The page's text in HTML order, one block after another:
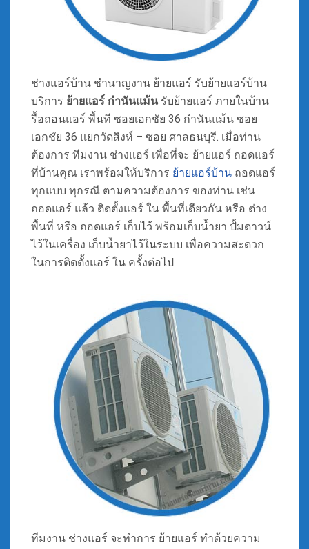
ช่างแอร์บ้าน ชำนาญงาน ย้ายแอร์ รับย้ายแอร์บ้าน
บริการ ย้ายแอร์ กำนันแม้น รับย้ายแอร์ ภายในบ้าน
รื้อถอนแอร์ พื้นที ซอยเอกชัย 36 กำนันแม้น ซอย
เอกชัย 36 แยกวัดสิงห์ – ซอย ศาลธนบุรี. เมื่อท่าน
ต้องการ ทีมงาน ช่างแอร์ เพื่อที่จะ ย้ายแอร์ ถอดแอร์
ที่บ้านคุณ เราพร้อมให้บริการ ย้ายแอร์บ้าน ถอดแอร์
ทุกแบบ ทุกรณี ตามความต้องการ ของท่าน เช่น
ถอดแอร์ แล้ว ติดตั้งแอร์ ใน พื้นที่เดียวกัน หรือ ต่าง
พื้นที่ หรือ ถอดแอร์ เก็บไว้ พร้อมเก็บน้ำยา ปั้มดาวน์
ไว้ในเครื่อง เก็บน้ำยาไว้ในระบบ เพื่อความสะดวก
ในการติดตั้งแอร์ ใน ครั้งต่อไป
ทีมงาน ช่างแอร์ จะทำการ ย้ายแอร์ ทำด้วยความ